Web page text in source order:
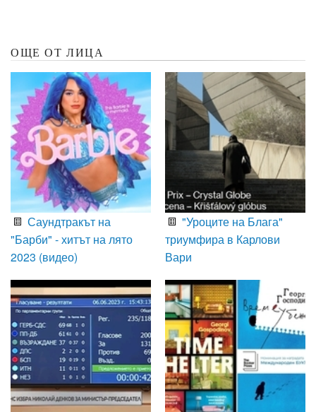
ОЩЕ ОТ ЛИЦА
Саундтракът на
"Барби" - хитът на лято
2023 (видео)
"Уроците на Блага"
триумфира в Карлови
Вари